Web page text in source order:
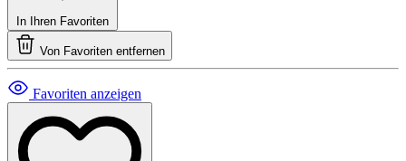
In Ihren Favoriten
Von Favoriten entfernen
Favoriten anzeigen